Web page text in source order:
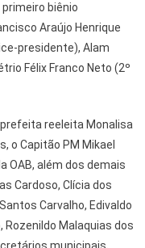
biênio
Araújo Henrique
presidente), Alam
Félix Franco Neto (2º
reeleita Monalisa
o Capitão PM Mikael
OAB, além dos demais
Cardoso, Clícia dos
Carvalho, Edivaldo
Malaquias dos